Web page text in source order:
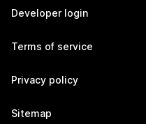
Developer login
Terms of service
Privacy policy
Sitemap